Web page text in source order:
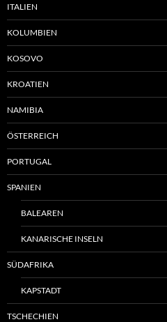
ITALIEN
KOLUMBIEN
KOSOVO
KROATIEN
NAMIBIA
ÖSTERREICH
PORTUGAL
SPANIEN
BALEAREN
KANARISCHE INSELN
SÜDAFRIKA
KAPSTADT
TSCHECHIEN